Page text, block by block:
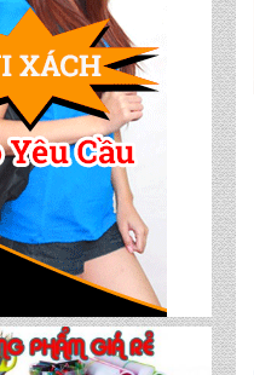
CẶP HỌC SINH MS:
TN 5016
CẶP HỌC SINH MS:
TN 5015
CẶP HỌC SINH MS:
TN 5014